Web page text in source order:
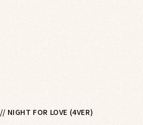
// NIGHT FOR LOVE (4VER)